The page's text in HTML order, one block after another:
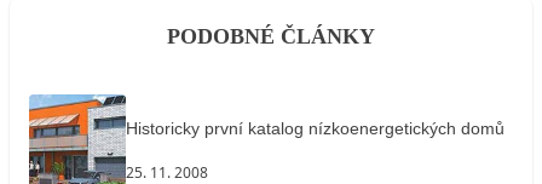
PODOBNÉ ČLÁNKY
Historicky první katalog nízkoenergetických domů
25. 11. 2008